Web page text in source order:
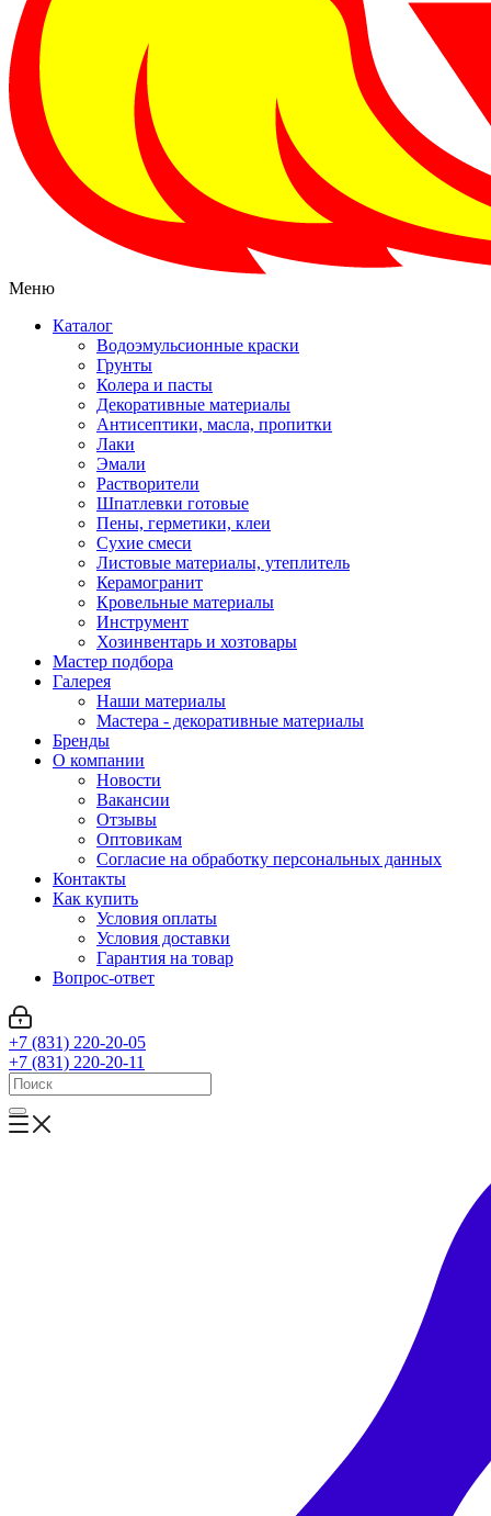
Меню
Каталог
Водоэмульсионные краски
Грунты
Колера и пасты
Декоративные материалы
Антисептики, масла, пропитки
Лаки
Эмали
Растворители
Шпатлевки готовые
Пены, герметики, клеи
Сухие смеси
Листовые материалы, утеплитель
Керамогранит
Кровельные материалы
Инструмент
Хозинвентарь и хозтовары
Мастер подбора
Галерея
Наши материалы
Мастера - декоративные материалы
Бренды
О компании
Новости
Вакансии
Отзывы
Оптовикам
Cогласие на обработку персональных данных
Контакты
Как купить
Условия оплаты
Условия доставки
Гарантия на товар
Вопрос-ответ
+7 (831) 220-20-05
+7 (831) 220-20-11